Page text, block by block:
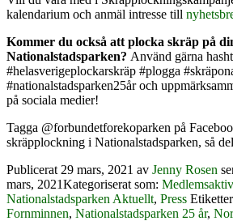
kalendarium och anmäl intresse till
Kommer du också att plocka skräp på
Nationalstadsparken? Använd gärna
#helasverigeplockarskräp #plogga
#nationalstadsparken25år och
på sociala medier!
Tagga @forbundetforekoparken på
skräpplockning i Nationalstadsparken, så
Publicerat 29 mars, 2021 av Jenny Rosen
mars, 2021Kategoriserat som:
Nationalstadsparken Aktuellt, Press
Fornminnen, Nationalstadsparken 25 år,